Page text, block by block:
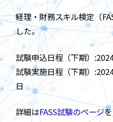
経理・財務スキル検定（
した。
試験申込日程（下期）
試験実施日程（下期）
日
詳細はFASS試験のページ